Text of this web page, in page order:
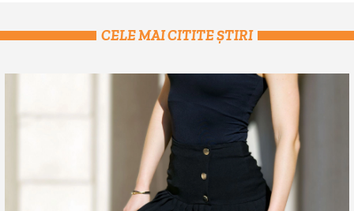
CELE MAI CITITE ȘTIRI